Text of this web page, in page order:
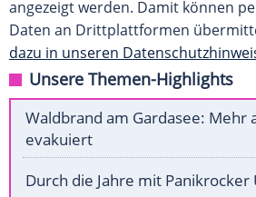
angezeigt werden. Damit können
Daten an Drittplattformen
dazu in unseren
Unsere Themen-Highlights
Waldbrand am Gardasee: Mehr
evakuiert
Durch die Jahre mit